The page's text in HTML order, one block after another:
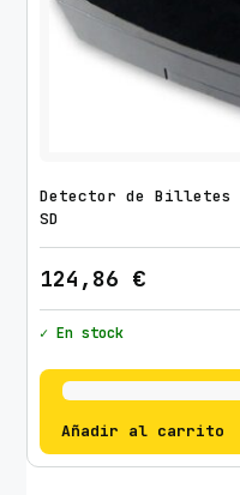
Detector de Billetes
SD
124,86 €
✓ En stock
Añadir al carrito